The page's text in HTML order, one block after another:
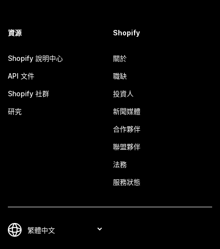
資源
Shopify 說明中心
API 文件
Shopify 社群
研究
Shopify
關於
職缺
投資人
新聞媒體
合作夥伴
聯盟夥伴
法務
服務狀態